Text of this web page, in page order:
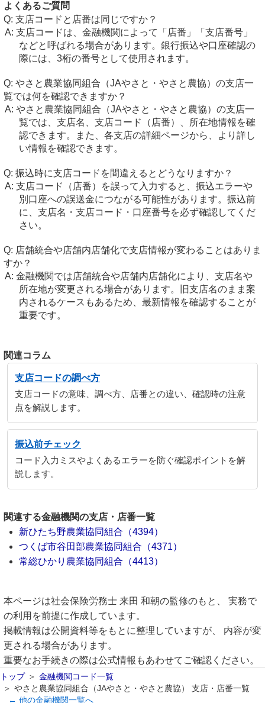
よくあるご質問
支店コードと店番は同じですか？
支店コードは、金融機関によって「店番」「支店番号」
などと呼ばれる場合があります。銀行振込や口座確認の
際には、3桁の番号として使用されます。
やさと農業協同組合（JAやさと・やさと農協）の支店一
覧では何を確認できますか？
やさと農業協同組合（JAやさと・やさと農協）の支店一
覧では、支店名、支店コード（店番）、所在地情報を確
認できます。また、各支店の詳細ページから、より詳し
い情報を確認できます。
振込時に支店コードを間違えるとどうなりますか？
支店コード（店番）を誤って入力すると、振込エラーや
別口座への誤送金につながる可能性があります。振込前
に、支店名・支店コード・口座番号を必ず確認してくだ
さい。
店舗統合や店舗内店舗化で支店情報が変わることはありま
すか？
金融機関では店舗統合や店舗内店舗化により、支店名や
所在地が変更される場合があります。旧支店名のまま案
内されるケースもあるため、最新情報を確認することが
重要です。
関連コラム
支店コードの調べ方
支店コードの意味、調べ方、店番との違い、確認時の注意
点を解説します。
振込前チェック
コード入力ミスやよくあるエラーを防ぐ確認ポイントを解
説します。
関連する金融機関の支店・店番一覧
新ひたち野農業協同組合（4394）
つくば市谷田部農業協同組合（4371）
常総ひかり農業協同組合（4413）
本ページは社会保険労務士 来田 和朝の監修のもと、 実務で
の利用を前提に作成しています。
掲載情報は公開資料等をもとに整理していますが、 内容が変
更される場合があります。
重要なお手続きの際は公式情報もあわせてご確認ください。
トップ
金融機関コード一覧
やさと農業協同組合（JAやさと・やさと農協） 支店・店番一覧
← 他の金融機関一覧へ